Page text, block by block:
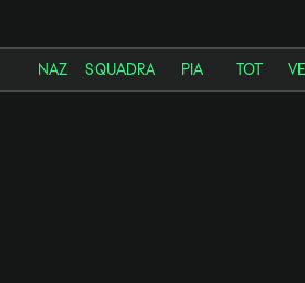
NAZ SQUADRA PIA TOT